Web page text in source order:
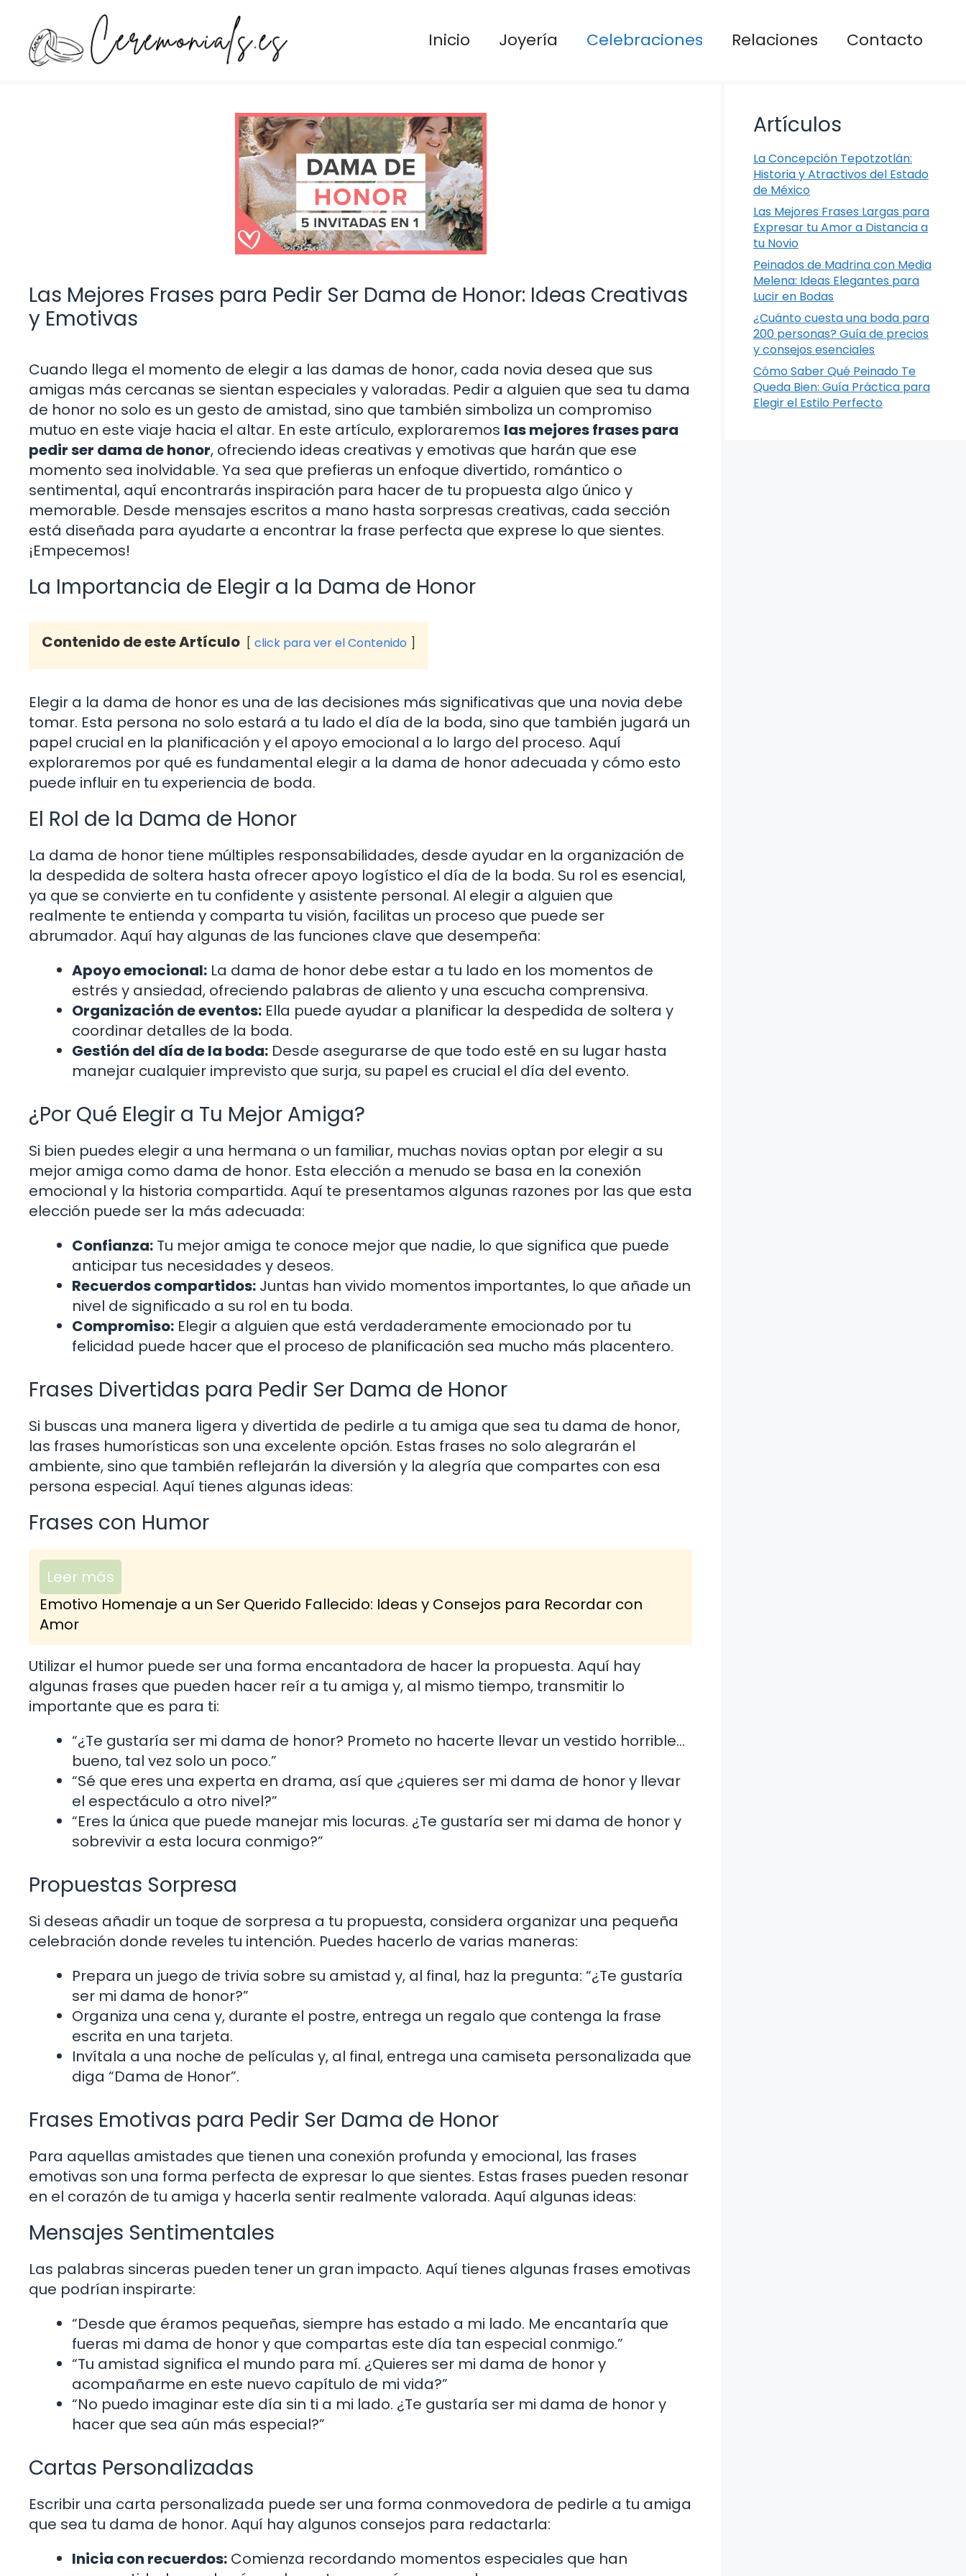
contenido
Inicio Joyería Celebraciones Relaciones Contacto
Las Mejores Frases para Pedir Ser Dama de Honor: Ideas Creativas
y Emotivas
Cuando llega el momento de elegir a las damas de honor, cada novia desea que sus
amigas más cercanas se sientan especiales y valoradas. Pedir a alguien que sea tu dama
de honor no solo es un gesto de amistad, sino que también simboliza un compromiso
mutuo en este viaje hacia el altar. En este artículo, exploraremos las mejores frases para
pedir ser dama de honor, ofreciendo ideas creativas y emotivas que harán que ese
momento sea inolvidable. Ya sea que prefieras un enfoque divertido, romántico o
sentimental, aquí encontrarás inspiración para hacer de tu propuesta algo único y
memorable. Desde mensajes escritos a mano hasta sorpresas creativas, cada sección
está diseñada para ayudarte a encontrar la frase perfecta que exprese lo que sientes.
¡Empecemos!
La Importancia de Elegir a la Dama de Honor
Contenido de este Artículo click para ver el Contenido
Elegir a la dama de honor es una de las decisiones más significativas que una novia debe
tomar. Esta persona no solo estará a tu lado el día de la boda, sino que también jugará un
papel crucial en la planificación y el apoyo emocional a lo largo del proceso. Aquí
exploraremos por qué es fundamental elegir a la dama de honor adecuada y cómo esto
puede influir en tu experiencia de boda.
El Rol de la Dama de Honor
La dama de honor tiene múltiples responsabilidades, desde ayudar en la organización de
la despedida de soltera hasta ofrecer apoyo logístico el día de la boda. Su rol es esencial,
ya que se convierte en tu confidente y asistente personal. Al elegir a alguien que
realmente te entienda y comparta tu visión, facilitas un proceso que puede ser
abrumador. Aquí hay algunas de las funciones clave que desempeña:
Apoyo emocional: La dama de honor debe estar a tu lado en los momentos de
estrés y ansiedad, ofreciendo palabras de aliento y una escucha comprensiva.
Organización de eventos: Ella puede ayudar a planificar la despedida de soltera y
coordinar detalles de la boda.
Gestión del día de la boda: Desde asegurarse de que todo esté en su lugar hasta
manejar cualquier imprevisto que surja, su papel es crucial el día del evento.
¿Por Qué Elegir a Tu Mejor Amiga?
Si bien puedes elegir a una hermana o un familiar, muchas novias optan por elegir a su
mejor amiga como dama de honor. Esta elección a menudo se basa en la conexión
emocional y la historia compartida. Aquí te presentamos algunas razones por las que esta
elección puede ser la más adecuada:
Confianza: Tu mejor amiga te conoce mejor que nadie, lo que significa que puede
anticipar tus necesidades y deseos.
Recuerdos compartidos: Juntas han vivido momentos importantes, lo que añade un
nivel de significado a su rol en tu boda.
Compromiso: Elegir a alguien que está verdaderamente emocionado por tu
felicidad puede hacer que el proceso de planificación sea mucho más placentero.
Frases Divertidas para Pedir Ser Dama de Honor
Si buscas una manera ligera y divertida de pedirle a tu amiga que sea tu dama de honor,
las frases humorísticas son una excelente opción. Estas frases no solo alegrarán el
ambiente, sino que también reflejarán la diversión y la alegría que compartes con esa
persona especial. Aquí tienes algunas ideas:
Frases con Humor
Leer más
Emotivo Homenaje a un Ser Querido Fallecido: Ideas y Consejos para Recordar con
Amor
Utilizar el humor puede ser una forma encantadora de hacer la propuesta. Aquí hay
algunas frases que pueden hacer reír a tu amiga y, al mismo tiempo, transmitir lo
importante que es para ti:
“¿Te gustaría ser mi dama de honor? Prometo no hacerte llevar un vestido horrible…
bueno, tal vez solo un poco.”
“Sé que eres una experta en drama, así que ¿quieres ser mi dama de honor y llevar
el espectáculo a otro nivel?”
“Eres la única que puede manejar mis locuras. ¿Te gustaría ser mi dama de honor y
sobrevivir a esta locura conmigo?”
Propuestas Sorpresa
Si deseas añadir un toque de sorpresa a tu propuesta, considera organizar una pequeña
celebración donde reveles tu intención. Puedes hacerlo de varias maneras:
Prepara un juego de trivia sobre su amistad y, al final, haz la pregunta: “¿Te gustaría
ser mi dama de honor?”
Organiza una cena y, durante el postre, entrega un regalo que contenga la frase
escrita en una tarjeta.
Invítala a una noche de películas y, al final, entrega una camiseta personalizada que
diga “Dama de Honor”.
Frases Emotivas para Pedir Ser Dama de Honor
Para aquellas amistades que tienen una conexión profunda y emocional, las frases
emotivas son una forma perfecta de expresar lo que sientes. Estas frases pueden resonar
en el corazón de tu amiga y hacerla sentir realmente valorada. Aquí algunas ideas:
Mensajes Sentimentales
Las palabras sinceras pueden tener un gran impacto. Aquí tienes algunas frases emotivas
que podrían inspirarte:
“Desde que éramos pequeñas, siempre has estado a mi lado. Me encantaría que
fueras mi dama de honor y que compartas este día tan especial conmigo.”
“Tu amistad significa el mundo para mí. ¿Quieres ser mi dama de honor y
acompañarme en este nuevo capítulo de mi vida?”
“No puedo imaginar este día sin ti a mi lado. ¿Te gustaría ser mi dama de honor y
hacer que sea aún más especial?”
Cartas Personalizadas
Escribir una carta personalizada puede ser una forma conmovedora de pedirle a tu amiga
que sea tu dama de honor. Aquí hay algunos consejos para redactarla:
Inicia con recuerdos: Comienza recordando momentos especiales que han
Artículos
La Concepción Tepotzotlán:
Historia y Atractivos del Estado
de México
Las Mejores Frases Largas para
Expresar tu Amor a Distancia a
tu Novio
Peinados de Madrina con Media
Melena: Ideas Elegantes para
Lucir en Bodas
¿Cuánto cuesta una boda para
200 personas? Guía de precios
y consejos esenciales
Cómo Saber Qué Peinado Te
Queda Bien: Guía Práctica para
Elegir el Estilo Perfecto